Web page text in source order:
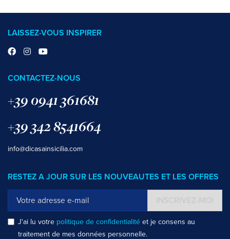
LAISSEZ-VOUS INSPIRER
CONTACTEZ-NOUS
+39 0941 361681
+39 342 8541664
info@dicasainsicilia.com
RESTEZ A JOUR SUR LES NOUVEAUTES ET LES OFFRES
J'ai lu votre politique de confidentialité et je consens au
traitement de mes données personnelle.